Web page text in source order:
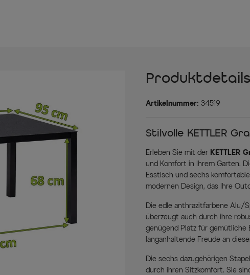
Produktdetails
Artikelnummer: 34519
Stilvolle KETTLER
Erleben Sie mit der KETTLER
und Komfort in Ihrem Garten.
Esstisch und sechs
modernen Design, das Ihre
Die edle anthrazitfarbene Alu/
überzeugt auch durch ihre
genügend Platz für gemütliche
langanhaltende Freude an
Die sechs dazugehörigen
durch ihren Sitzkomfort. Sie